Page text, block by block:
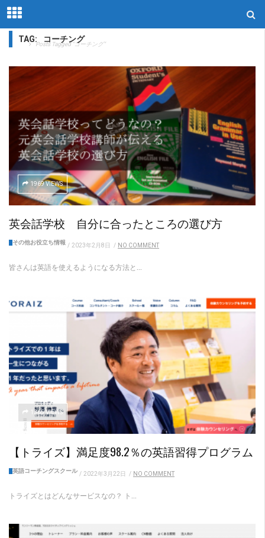
Home Posts Tagged "コーチング"
TAG: コーチング
1969 VIEWS
英会話学校 自分に合ったところの選び方
その他お役立ち情報 / 2023年2月8日 / NO COMMENT
皆さんは英語を使えるようになる方法と...
1365 VIEWS
【トライズ】満足度98.2％の英語習得プログラム
英語コーチングスクール / 2022年3月22日 / NO COMMENT
トライズとはどんなサービスなの？ ト...